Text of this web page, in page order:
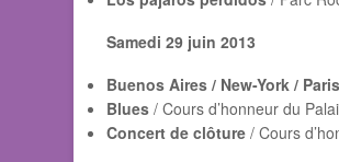
Samedi 29 juin 2013
Buenos Aires / New-York / Paris
Blues / Cours d’honneur du
Concert de clôture / Cours